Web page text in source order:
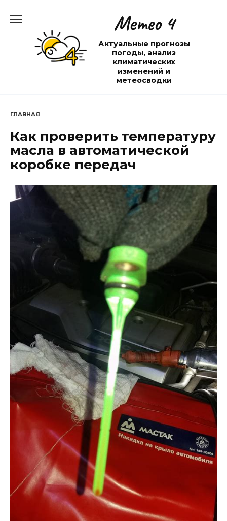
содержанию
Метео 4
Актуальные прогнозы
погоды, анализ
климатических
изменений и
метеосводки
ГЛАВНАЯ
Как проверить температуру
масла в автоматической
коробке передач